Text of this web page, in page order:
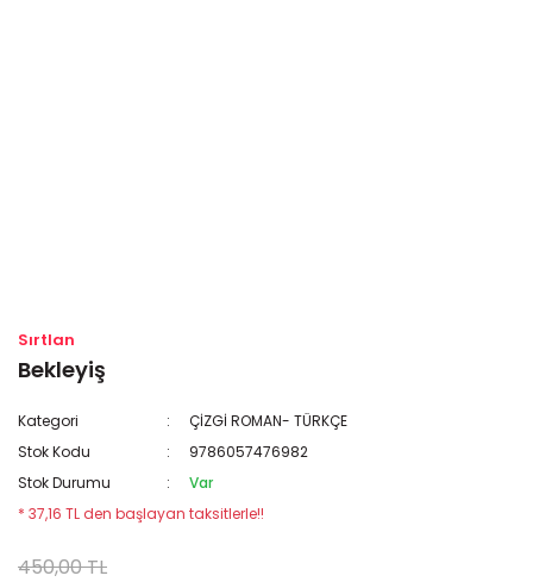
Sırtlan
Bekleyiş
Kategori
ÇİZGİ ROMAN- TÜRKÇE
Stok Kodu
9786057476982
Stok Durumu
Var
* 37,16 TL den başlayan taksitlerle!!
450,00 TL